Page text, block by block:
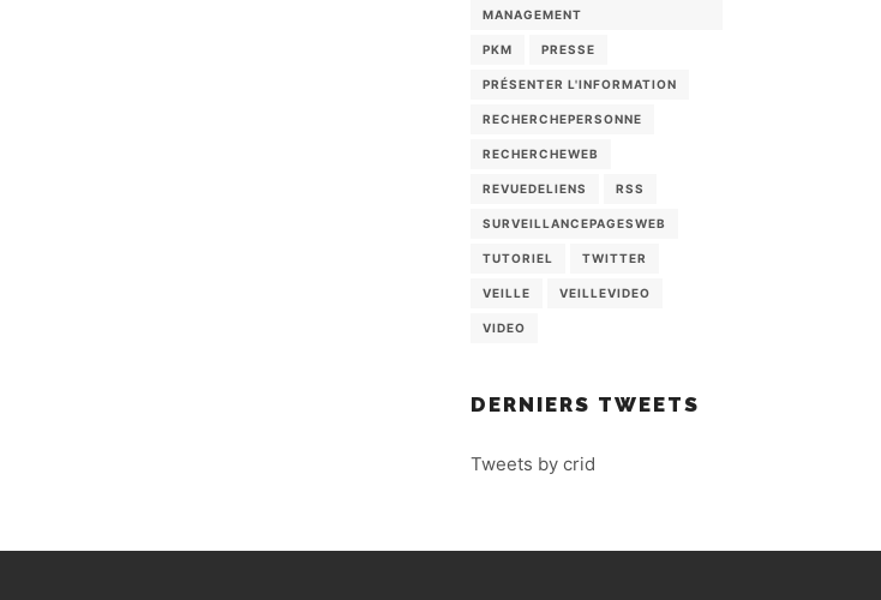
MANAGEMENT
PKM PRESSE
PRÉSENTER L'INFORMATION
RECHERCHEPERSONNE
RECHERCHEWEB
REVUEDELIENS RSS
SURVEILLANCEPAGESWEB
TUTORIEL TWITTER
VEILLE VEILLEVIDEO
VIDEO
DERNIERS TWEETS
Tweets by crid